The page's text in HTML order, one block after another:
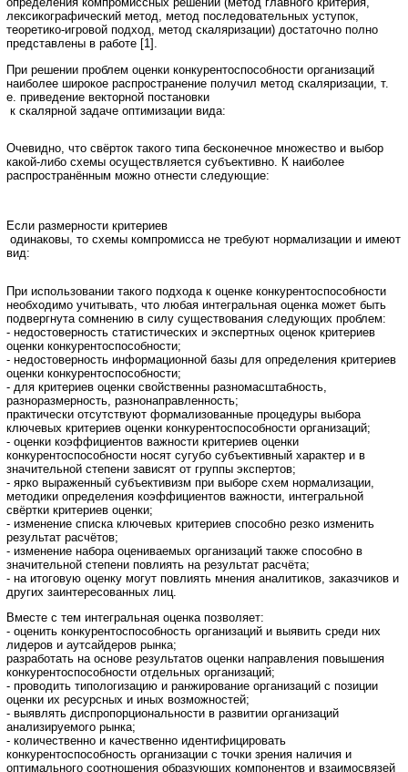
лексикографический метод, метод последовательных уступок,
теоретико-игровой подход, метод скаляризации) достаточно полно
представлены в работе [1].
При решении проблем оценки конкурентоспособности организаций
наиболее широкое распространение получил метод скаляризации, т.
е. приведение векторной постановки
к скалярной задаче оптимизации вида:
Очевидно, что свёрток такого типа бесконечное множество и выбор
какой-либо схемы осуществляется субъективно. К наиболее
распространённым можно отнести следующие:
Если размерности критериев
одинаковы, то схемы компромисса не требуют нормализации и имеют
вид:
При использовании такого подхода к оценке конкурентоспособности
необходимо учитывать, что любая интегральная оценка может быть
подвергнута сомнению в силу существования следующих проблем:
- недостоверность статистических и экспертных оценок критериев
оценки конкурентоспособности;
- недостоверность информационной базы для определения критериев
оценки конкурентоспособности;
- для критериев оценки свойственны разномасштабность,
разноразмерность, разнонаправленность;
практически отсутствуют формализованные процедуры выбора
ключевых критериев оценки конкурентоспособности организаций;
- оценки коэффициентов важности критериев оценки
конкурентоспособности носят сугубо субъективный характер и в
значительной степени зависят от группы экспертов;
- ярко выраженный субъективизм при выборе схем нормализации,
методики определения коэффициентов важности, интегральной
свёртки критериев оценки;
- изменение списка ключевых критериев способно резко изменить
результат расчётов;
- изменение набора оцениваемых организаций также способно в
значительной степени повлиять на результат расчёта;
- на итоговую оценку могут повлиять мнения аналитиков, заказчиков и
других заинтересованных лиц.
Вместе с тем интегральная оценка позволяет:
- оценить конкурентоспособность организаций и выявить среди них
лидеров и аутсайдеров рынка;
разработать на основе результатов оценки направления повышения
конкурентоспособности отдельных организаций;
- проводить типологизацию и ранжирование организаций с позиции
оценки их ресурсных и иных возможностей;
- выявлять диспропорциональности в развитии организаций
анализируемого рынка;
- количественно и качественно идентифицировать
конкурентоспособность организации с точки зрения наличия и
оптимального соотношения образующих компонентов и взаимосвязей